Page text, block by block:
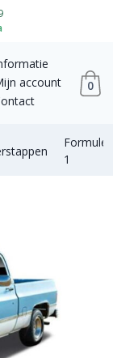
account
0
Formule
1